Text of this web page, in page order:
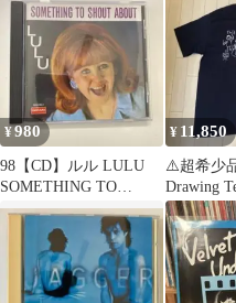
ズ ライブ
¥980
98【CD】ルル LULU
SOMETHING TO
SHOUT ABOUT
¥ 11,850
⚠️超希少
Drawing
4枚 Set